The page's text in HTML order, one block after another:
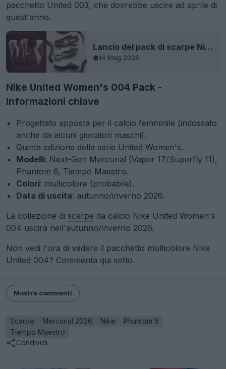
pacchetto United 003, che dovrebbe uscire ad aprile di
quest'anno.
Lancio del pack di scarpe Nike United 2026 Chapter 3 da donna
14 Mag 2026
Nike United Women's 004 Pack -
Informazioni chiave
Progettato apposta per il calcio femminile (indossato
anche da alcuni giocatori maschi).
Quinta edizione della serie United Women's.
Modelli: Next-Gen Mercurial (Vapor 17/Superfly 11),
Phantom 6, Tiempo Maestro.
Colori: multicolore (probabile).
Data di uscita: autunno/inverno 2026.
La collezione di scarpe da calcio Nike United Women's
004 uscirà nell'autunno/inverno 2026.
Non vedi l'ora di vedere il pacchetto multicolore Nike
United 004? Commenta qui sotto.
Mostra commenti
Scarpe Mercurial 2026 Nike
Phantom 6
Tiempo Maestro
Condividi